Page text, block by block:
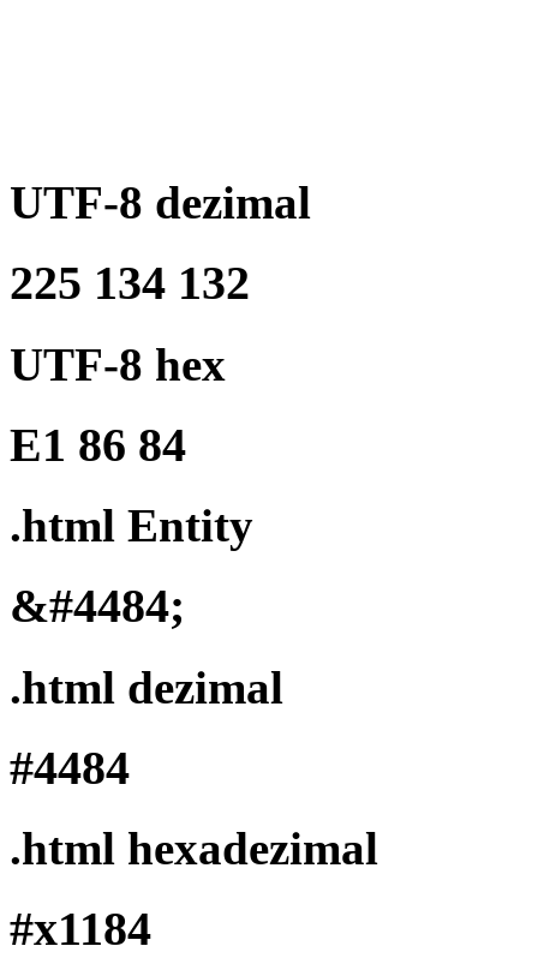
UTF-8 dezimal
225 134 132
UTF-8 hex
E1 86 84
.html Entity
&#4484;
.html dezimal
#4484
.html hexadezimal
#x1184